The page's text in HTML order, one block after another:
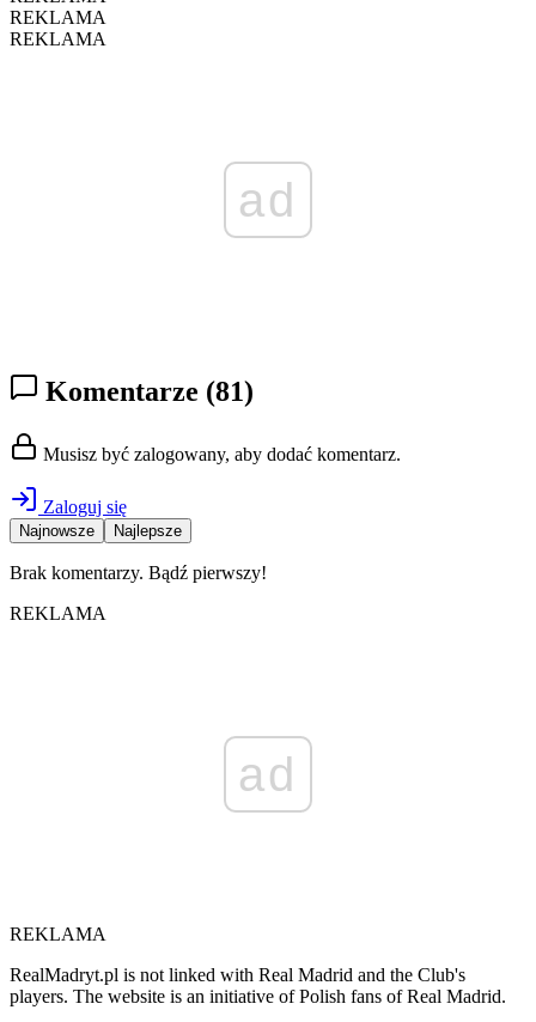
REKLAMA
REKLAMA
ad
Komentarze (81)
Musisz być zalogowany, aby dodać komentarz.
Zaloguj się
Najnowsze Najlepsze
Brak komentarzy. Bądź pierwszy!
REKLAMA
ad
REKLAMA
RealMadryt.pl is not linked with Real Madrid and the Club's
players. The website is an initiative of Polish fans of Real Madrid.